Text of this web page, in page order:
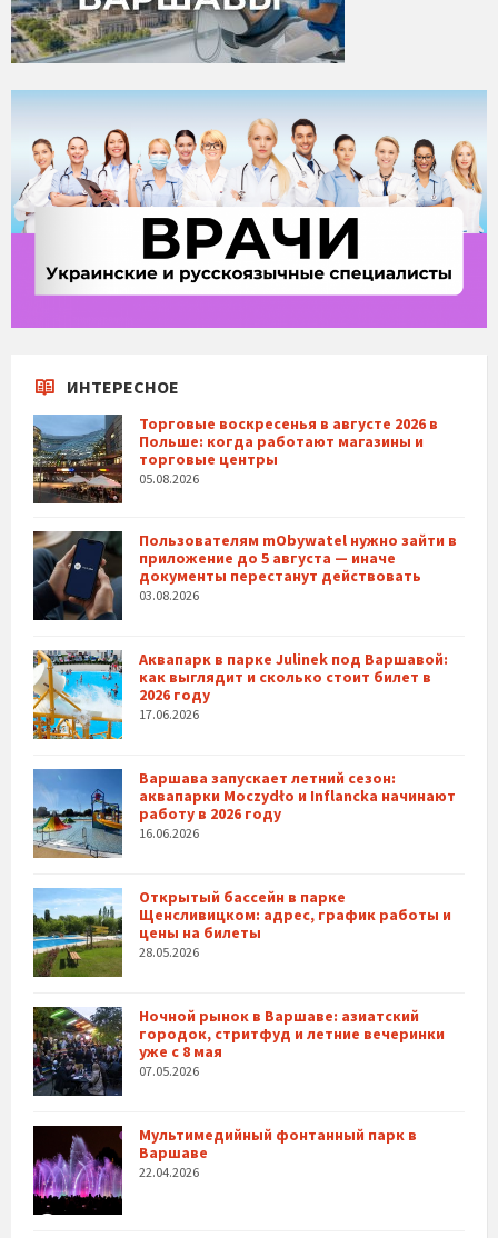
ИНТЕРЕСНОЕ
Торговые воскресенья в августе 2026 в
Польше: когда работают магазины и
торговые центры
05.08.2026
Пользователям mObywatel нужно зайти в
приложение до 5 августа — иначе
документы перестанут действовать
03.08.2026
Аквапарк в парке Julinek под Варшавой:
как выглядит и сколько стоит билет в
2026 году
17.06.2026
Варшава запускает летний сезон:
аквапарки Moczydło и Inflancka начинают
работу в 2026 году
16.06.2026
Открытый бассейн в парке
Щенсливицком: адрес, график работы и
цены на билеты
28.05.2026
Ночной рынок в Варшаве: азиатский
городок, стритфуд и летние вечеринки
уже с 8 мая
07.05.2026
Мультимедийный фонтанный парк в
Варшаве
22.04.2026